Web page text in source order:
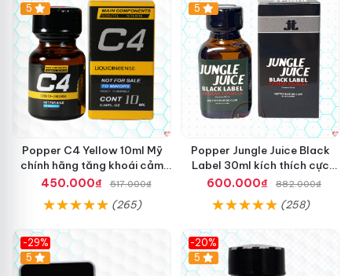
Hot
5
Popper C4 Yellow 10ml Mỹ
chính hãng tăng khoái cảm
siêu mạnh
450.000₫ 517.000₫
(265)
5
Popper Jungle Juice Black
Label 30ml kích thích cực
mạnh hưng phấn
600.000₫ 882.000₫
(258)
-29%
5
-20%
5